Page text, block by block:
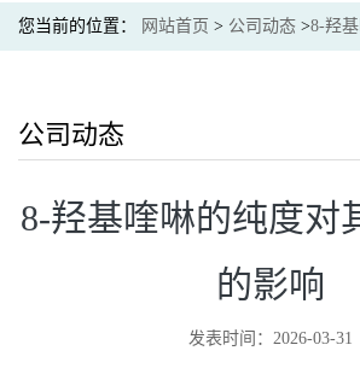
您当前的位置： 网站首页 > 公司动态 >8-羟
公司动态
8-羟基喹啉的纯度对
的影响
发表时间：2026-03-31